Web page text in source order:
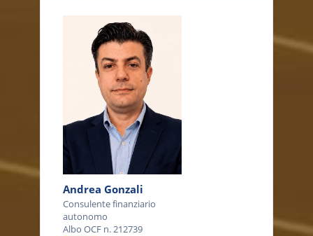
Andrea Gonzali
Consulente finanziario
autonomo
Albo OCF n. 212739